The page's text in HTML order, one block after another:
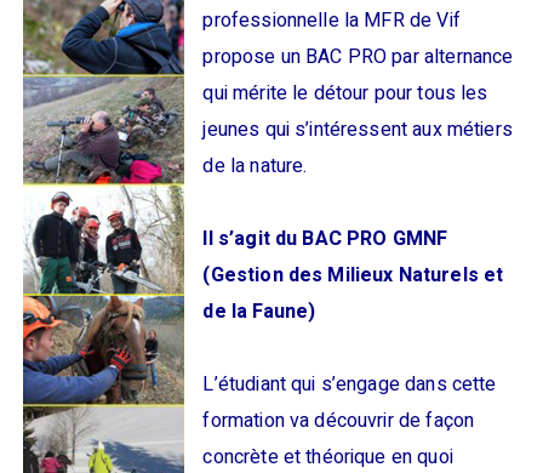
professionnelle la MFR de Vif
propose un BAC PRO par alternance
qui mérite le détour pour tous les
jeunes qui s’intéressent aux métiers
de la nature.
Il s’agit du BAC PRO GMNF
(Gestion des Milieux Naturels et
de la Faune)
L’étudiant qui s’engage dans cette
formation va découvrir de façon
concrète et théorique en quoi